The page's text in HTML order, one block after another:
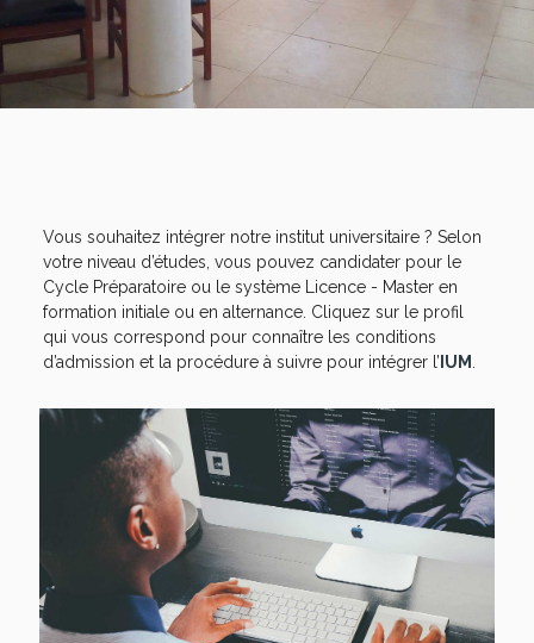
Vous souhaitez intégrer notre institut universitaire ? Selon
votre niveau d’études, vous pouvez candidater pour le
Cycle Préparatoire ou le système Licence - Master en
formation initiale ou en alternance. Cliquez sur le profil
qui vous correspond pour connaître les conditions
d’admission et la procédure à suivre pour intégrer l’ IUM